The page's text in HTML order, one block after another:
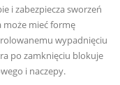
i zabezpiecza sworzeń
może mieć formę
wypadnięciu
po zamknięciu blokuje
i naczepy.